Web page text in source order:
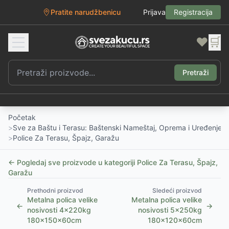
Pratite narudžbenicu Prijava Registracija
❤️ 🛒
Pretraži
Početak
>Sve za Baštu i Terasu: Baštenski Nameštaj, Oprema i Uređenje
>Police Za Terasu, Špajz, Garažu
← Pogledaj sve proizvode u kategoriji Police Za Terasu, Špajz,
Garažu
←
Prethodni proizvod
Metalna polica velike
nosivosti 4x220kg
180x150x60cm
Sledeći proizvod
Metalna polica velike
nosivosti 5x250kg
180x120x60cm
→